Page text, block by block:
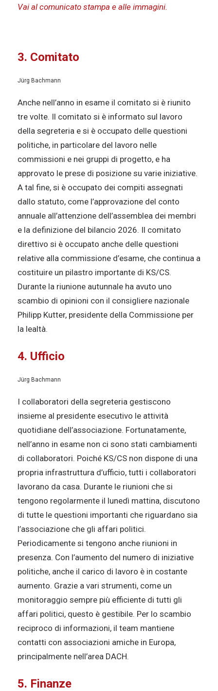
Vai al comunicato stampa e alle immagini.
3. Comitato
Jürg Bachmann
Anche nell’anno in esame il comitato si è riunito
tre volte. Il comitato si è informato sul lavoro
della segreteria e si è occupato delle questioni
politiche, in particolare del lavoro nelle
commissioni e nei gruppi di progetto, e ha
approvato le prese di posizione su varie iniziative.
A tal fine, si è occupato dei compiti assegnati
dallo statuto, come l’approvazione del conto
annuale all’attenzione dell’assemblea dei membri
e la definizione del bilancio 2026. Il comitato
direttivo si è occupato anche delle questioni
relative alla commissione d’esame, che continua a
costituire un pilastro importante di KS/CS.
Durante la riunione autunnale ha avuto uno
scambio di opinioni con il consigliere nazionale
Philipp Kutter, presidente della Commissione per
la lealtà.
4. Ufficio
Jürg Bachmann
I collaboratori della segreteria gestiscono
insieme al presidente esecutivo le attività
quotidiane dell’associazione. Fortunatamente,
nell’anno in esame non ci sono stati cambiamenti
di collaboratori. Poiché KS/CS non dispone di una
propria infrastruttura d’ufficio, tutti i collaboratori
lavorano da casa. Durante le riunioni che si
tengono regolarmente il lunedì mattina, discutono
di tutte le questioni importanti che riguardano sia
l’associazione che gli affari politici.
Periodicamente si tengono anche riunioni in
presenza. Con l’aumento del numero di iniziative
politiche, anche il carico di lavoro è in costante
aumento. Grazie a vari strumenti, come un
monitoraggio sempre più efficiente di tutti gli
affari politici, questo è gestibile. Per lo scambio
reciproco di informazioni, il team mantiene
contatti con associazioni amiche in Europa,
principalmente nell’area DACH.
5. Finanze